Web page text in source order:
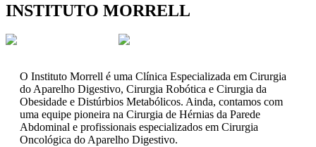
INSTITUTO MORRELL
O Instituto Morrell é uma Clínica Especializada em Cirurgia
do Aparelho Digestivo, Cirurgia Robótica e Cirurgia da
Obesidade e Distúrbios Metabólicos. Ainda, contamos com
uma equipe pioneira na Cirurgia de Hérnias da Parede
Abdominal e profissionais especializados em Cirurgia
Oncológica do Aparelho Digestivo.